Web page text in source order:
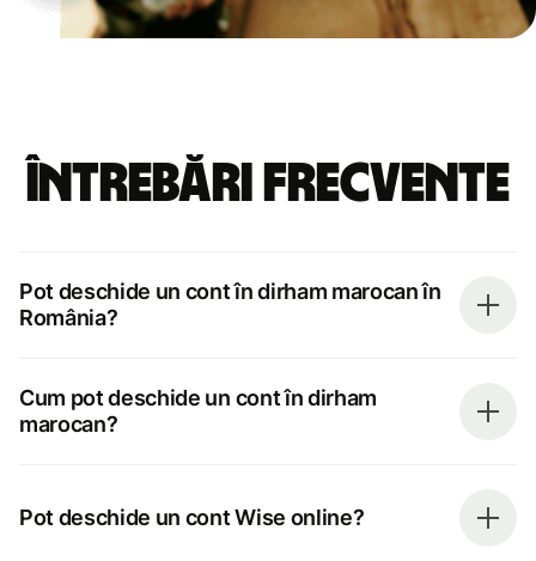
Întrebări frecvente
Pot deschide un cont în dirham marocan în
România?
Cum pot deschide un cont în dirham
marocan?
Pot deschide un cont Wise online?